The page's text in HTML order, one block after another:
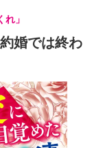
」
婚では終わ